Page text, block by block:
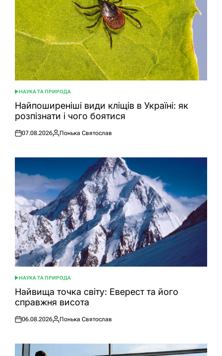
ОПУБЛІКУВАТИ
У
НАУКА ТА ПРИРОДА
Найпоширеніші види кліщів в Україні: як
розпізнати і чого боятися
Оприлюднено
07.08.2026
Опубліковано
Понька Святослав
ОПУБЛІКУВАТИ
У
НАУКА ТА ПРИРОДА
Найвища точка світу: Еверест та його
справжня висота
Оприлюднено
06.08.2026
Опубліковано
Понька Святослав